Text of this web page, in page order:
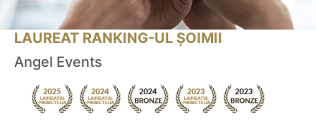
LAUREAT RANKING-UL ȘOIMII
Angel Events